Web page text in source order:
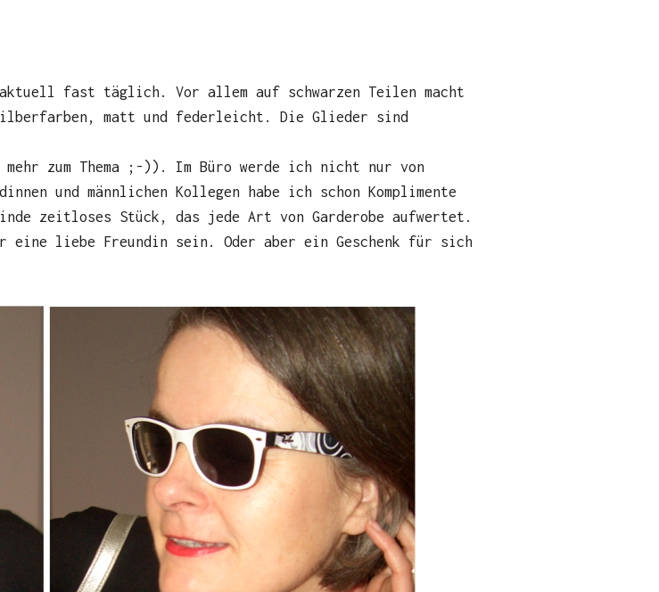
fast täglich. Vor allem auf schwarzen Teilen macht
matt und federleicht. Die Glieder sind
mehr zum Thema ;-)). Im Büro werde ich nicht nur von
und männlichen Kollegen habe ich schon Komplimente
zeitloses Stück, das jede Art von Garderobe aufwertet.
eine liebe Freundin sein. Oder aber ein Geschenk für sich